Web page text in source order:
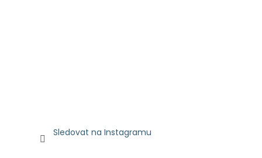
Sledovat na Instagramu